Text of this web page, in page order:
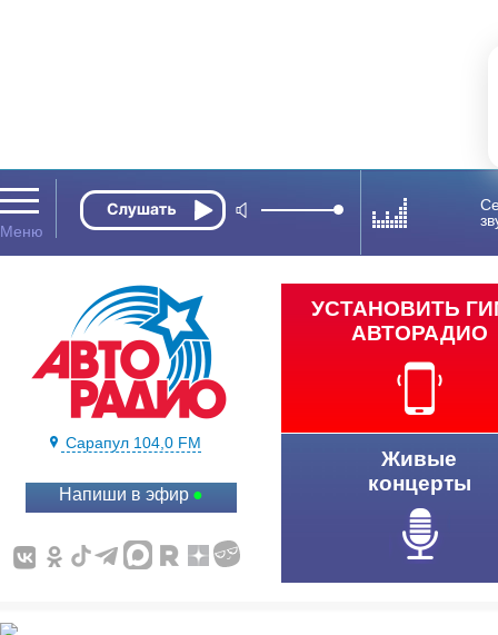
Сарапул 104,0 FM
Напиши в эфир
УСТАНОВИТЬ
АВТОРАДИО
Живые
концерты